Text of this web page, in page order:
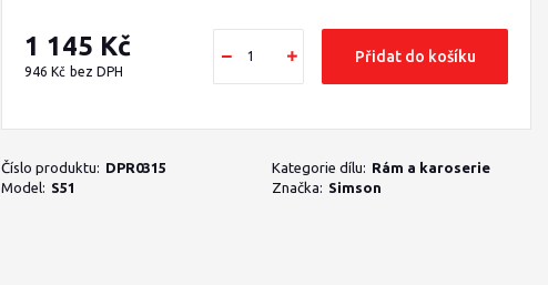
1 145 Kč
946 Kč bez DPH
Přidat do košíku
Číslo produktu: DPR0315 Kategorie dílu: Rám a karoserie
Model: S51 Značka: Simson